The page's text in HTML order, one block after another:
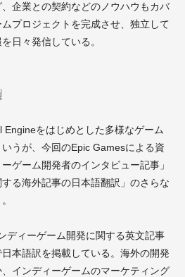
企業との契約などのノウハウもカバ
プロジェクトを完成させ、独立して
日々発信している。
をはじめとした多様なゲーム
うが、今回のEpic Gamesによる資
ゲーム開発者のインタビュー記事」
る海外記事の日本語翻訳」のさらな
ディーゲーム開発に関する英文記事
本語訳を掲載している。海外の開発
インディーゲームのマーケティング